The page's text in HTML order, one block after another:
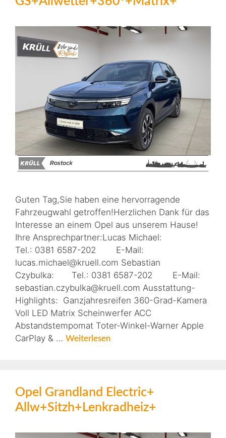
Guten Tag,Sie haben eine hervorragende
Fahrzeugwahl getroffen!Herzlichen Dank für das
Interesse an einem Opel aus unserem Hause!
Ihre Ansprechpartner:Lucas Michael:
Tel.: 0381 6587-202 E-Mail:
lucas.michael@kruell.com Sebastian
Czybulka: Tel.: 0381 6587-202 E-Mail:
sebastian.czybulka@kruell.com Ausstattung-
Highlights: Ganzjahresreifen 360-Grad-Kamera
Voll LED Matrix Scheinwerfer ACC
Abstandstempomat Toter-Winkel-Warner Apple
CarPlay & … Weiterlesen
Opel Grandland Electric+
Allw+Sitzh+Lenkradheiz+